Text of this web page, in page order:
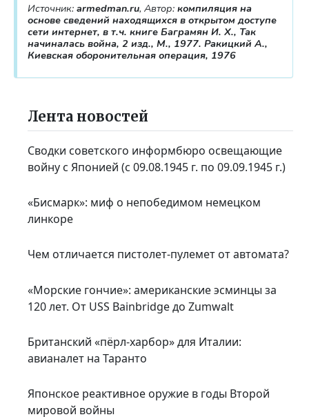
Источник: armedman.ru, Автор: компиляция на
основе сведений находящихся в открытом доступе
сети интернет, в т.ч. книге Баграмян И. X., Так
начиналась война, 2 изд., М., 1977. Ракицкий А.,
Киевская оборонительная операция, 1976
Лента новостей
Сводки советского информбюро освещающие
войну с Японией (с 09.08.1945 г. по 09.09.1945 г.)
«Бисмарк»: миф о непобедимом немецком
линкоре
Чем отличается пистолет-пулемет от автомата?
«Морские гончие»: американские эсминцы за
120 лет. От USS Bainbridge до Zumwalt
Британский «пёрл-харбор» для Италии:
авианалет на Таранто
Японское реактивное оружие в годы Второй
мировой войны